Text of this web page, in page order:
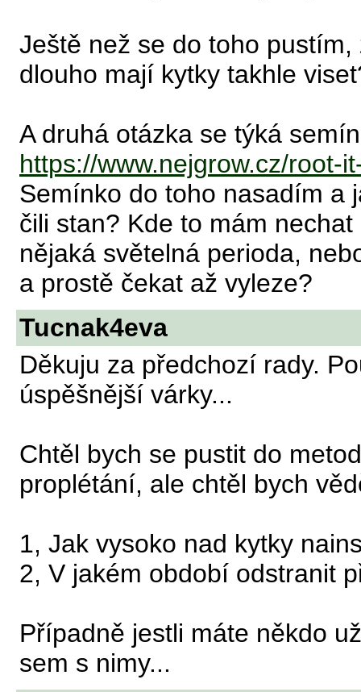
Ještě než se do toho
dlouho mají kytky takhle
A druhá otázka se týká
https://www.nejgrow.cz/root-
Semínko do toho nasadím a
čili stan? Kde to mám
nějaká světelná perioda,
a prostě čekat až vyleze?
Tucnak4eva
Děkuju za předchozí rady.
úspěšnější várky...
Chtěl bych se pustit do
proplétání, ale chtěl bych
1, Jak vysoko nad kytky
2, V jakém období odstranit
Případně jestli máte někdo
sem s nimy...